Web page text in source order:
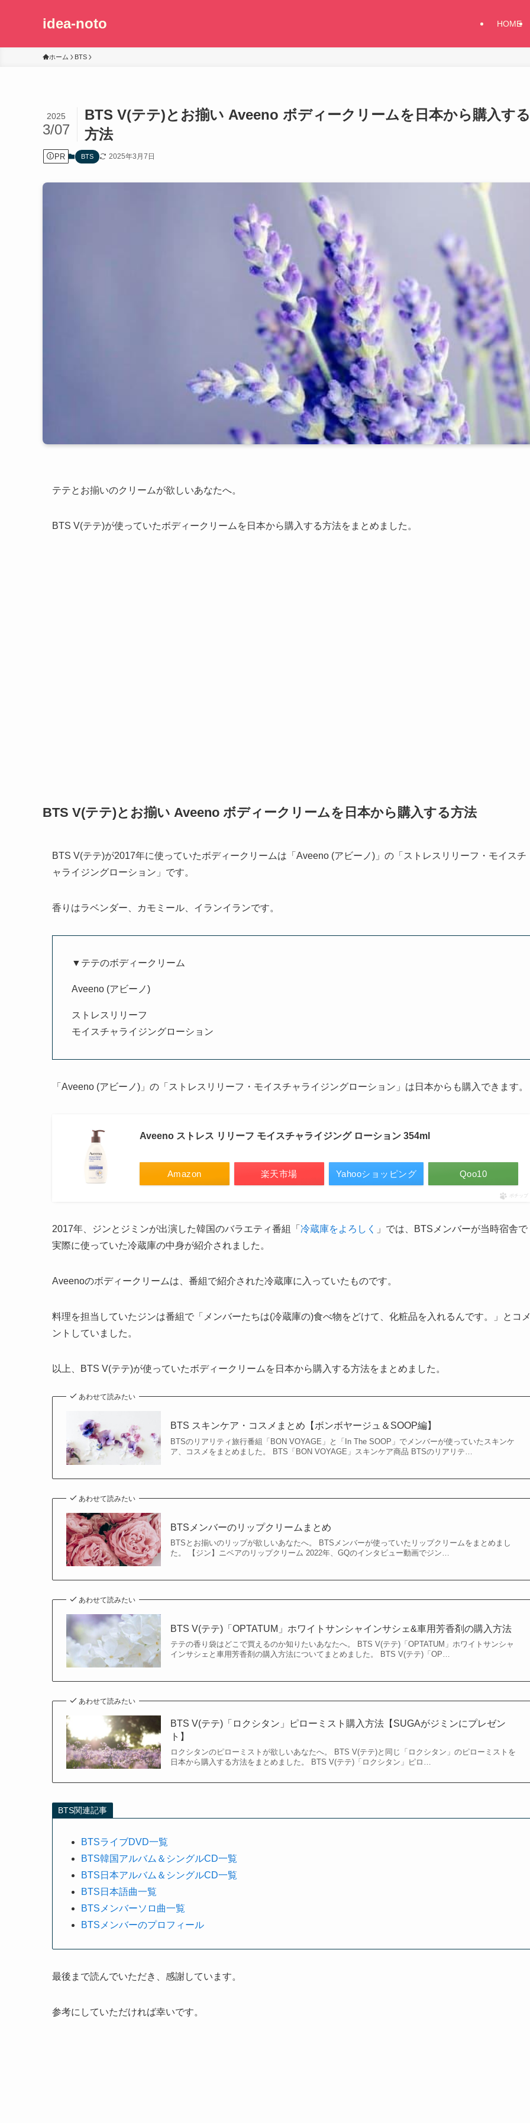
idea-noto HOME
ホーム BTS
BTS V(テテ)とお揃い Aveeno ボディークリームを日本から購入する
方法
2025
3/07
PR BTS 2025年3月7日
テテとお揃いのクリームが欲しいあなたへ。
BTS V(テテ)が使っていたボディークリームを日本から購入する方法をまとめました。
BTS V(テテ)とお揃い Aveeno ボディークリームを日本から購入する方法
BTS V(テテ)が2017年に使っていたボディークリームは「Aveeno (アビーノ)」の「ストレスリリーフ・モイスチ
ャライジングローション」です。
香りはラベンダー、カモミール、イランイランです。
▼テテのボディークリーム
Aveeno (アビーノ)
ストレスリリーフ
モイスチャライジングローション
「Aveeno (アビーノ)」の「ストレスリリーフ・モイスチャライジングローション」は日本からも購入できます。
Aveeno ストレス リリーフ モイスチャライジング ローション 354ml
Amazon 楽天市場 Yahooショッピング Qoo10
ポチップ
2017年、ジンとジミンが出演した韓国のバラエティ番組「 冷蔵庫をよろしく
」では、BTSメンバーが当時宿舎で
実際に使っていた冷蔵庫の中身が紹介されました。
Aveenoのボディークリームは、番組で紹介された冷蔵庫に入っていたものです。
料理を担当していたジンは番組で「メンバーたちは(冷蔵庫の)食べ物をどけて、化粧品を入れるんです。」とコ
ントしていました。
以上、BTS V(テテ)が使っていたボディークリームを日本から購入する方法をまとめました。
あわせて読みたい
BTS スキンケア・コスメまとめ【ボンボヤージュ＆SOOP編】
BTSのリアリティ旅行番組「BON VOYAGE」と「In The SOOP」でメンバーが使っていたスキンケ
ア、コスメをまとめました。 BTS「BON VOYAGE」スキンケア商品 BTSのリアリテ…
あわせて読みたい
BTSメンバーのリップクリームまとめ
BTSとお揃いのリップが欲しいあなたへ。 BTSメンバーが使っていたリップクリームをまとめまし
た。 【ジン】ニベアのリップクリーム 2022年、GQのインタビュー動画でジン…
あわせて読みたい
BTS V(テテ)「OPTATUM」ホワイトサンシャインサシェ&車用芳香剤の購入方法
テテの香り袋はどこで買えるのか知りたいあなたへ。 BTS V(テテ)「OPTATUM」ホワイトサンシャ
インサシェと車用芳香剤の購入方法についてまとめました。 BTS V(テテ)「OP…
あわせて読みたい
BTS V(テテ)「ロクシタン」ピローミスト購入方法【SUGAがジミンにプレゼン
ト】
ロクシタンのピローミストが欲しいあなたへ。 BTS V(テテ)と同じ「ロクシタン」のピローミストを
日本から購入する方法をまとめました。 BTS V(テテ)「ロクシタン」ピロ…
BTS関連記事
BTSライブDVD一覧
BTS韓国アルバム＆シングルCD一覧
BTS日本アルバム＆シングルCD一覧
BTS日本語曲一覧
BTSメンバーソロ曲一覧
BTSメンバーのプロフィール
最後まで読んでいただき、感謝しています。
参考にしていただければ幸いです。